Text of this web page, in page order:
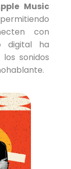
Music
con
digital ha
sonidos